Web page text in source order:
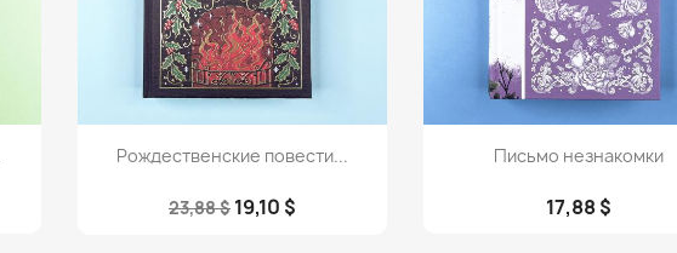
Просмотр
Рождественские повести...
23,88 $ 19,10 $
Просмотр
Письмо незнакомки
17,88 $